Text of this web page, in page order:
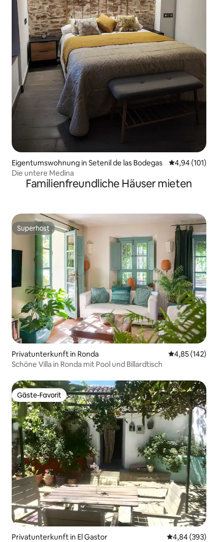
Eigentumswohnung in Setenil de las Bodegas
4,94 (101)
Die untere Medina
Familienfreundliche Häuser mieten
Superhost
Superhost
Privatunterkunft in Ronda
4,85 (142)
Schöne Villa in Ronda mit Pool und Billardtisch
Gäste-Favorit
Gäste-Favorit
Privatunterkunft in El Gastor
4,84 (393)